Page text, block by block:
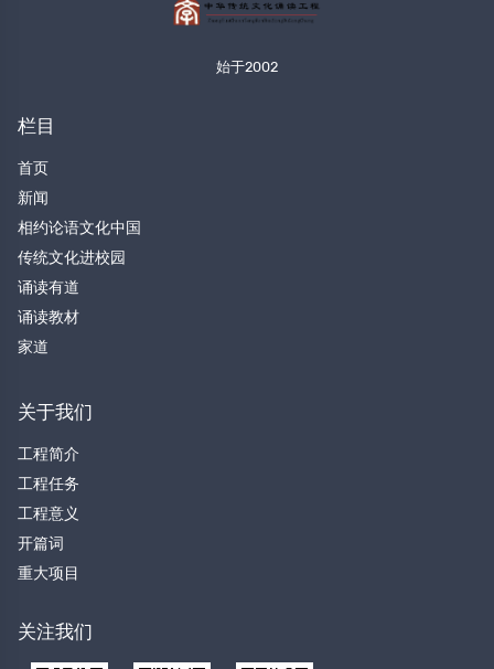
始于2002
栏目
首页
新闻
相约论语文化中国
传统文化进校园
诵读有道
诵读教材
家道
关于我们
工程简介
工程任务
工程意义
开篇词
重大项目
关注我们